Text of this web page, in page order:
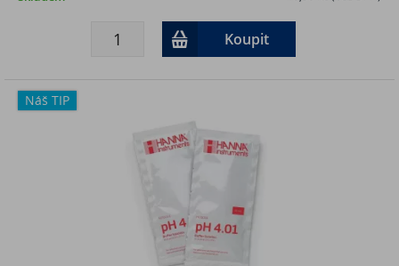
Koupit
Náš TIP